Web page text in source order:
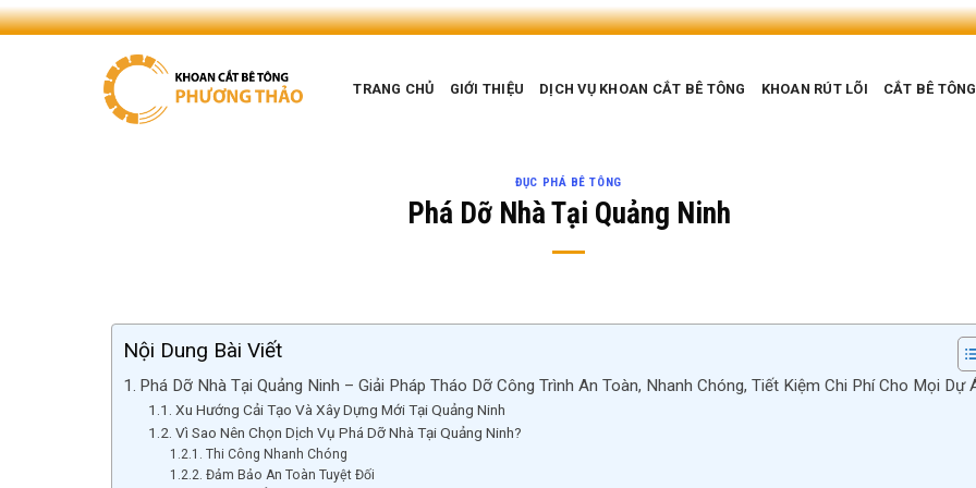
Skip
to
TRANG CHỦ GIỚI THIỆU DỊCH VỤ KHOAN CẮT BÊ TÔNG KHOAN RÚT LÕI CẮT BÊ TÔNG
ĐỤC PHÁ BÊ TÔNG
Phá Dỡ Nhà Tại Quảng Ninh
Nội Dung Bài Viết
Phá Dỡ Nhà Tại Quảng Ninh – Giải Pháp Tháo Dỡ Công Trình An Toàn, Nhanh Chóng, Tiết Kiệm Chi Phí Cho Mọi Dự
Xu Hướng Cải Tạo Và Xây Dựng Mới Tại Quảng Ninh
Vì Sao Nên Chọn Dịch Vụ Phá Dỡ Nhà Tại Quảng Ninh?
Thi Công Nhanh Chóng
Đảm Bảo An Toàn Tuyệt Đối